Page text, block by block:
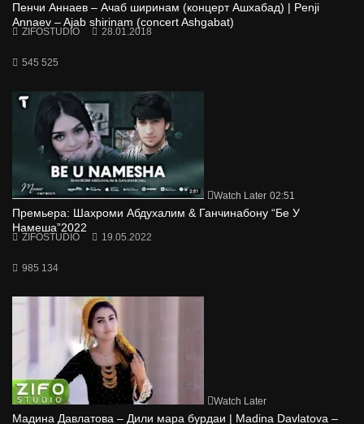
Пенчи Аннаев – Ачаб ширинам (концерт Ашхабад) | Penji
Annaev – Ajab shirinam (concert Ashgabat)
ZIFOSTUDIO 28.01.2018
545 525
Watch Later 02:51
Премьера: Шахроми Абдухалим & Ганчинабону “Бе У
Намеша”2022
ZIFOSTUDIO 19.05.2022
985 134
Watch Later
Мадина Давлатова – Дили мара бурдаи | Madina Davlatova –